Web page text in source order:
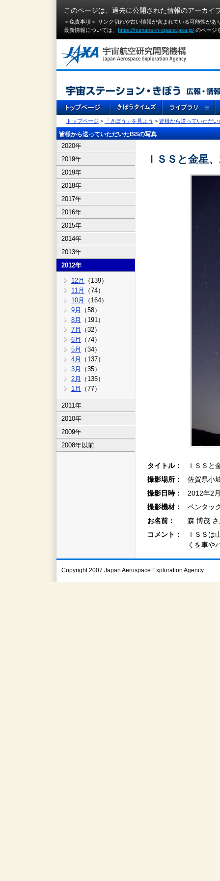
このページは、過去に公開された情報のアーカイ
＜免責事項＞ リンク切れや古い情報が含まれている可能性が
最新情報については、 https://humans-in-space.jaxa.jp/ のページ
トップページ > 「きぼう」を見よう > 皆様から送っていただい
皆様から送っていただいたISSの写真
2020年
2019年
2019年
2018年
2017年
2016年
2015年
2014年
2013年
2012年
12月
（139）
11月
（74）
10月
（164）
9月
（58）
8月
（191）
7月
（32）
6月
（74）
5月
（34）
4月
（137）
3月
（35）
2月
（135）
1月
（77）
2011年
2010年
2009年
2008年以前
ＩＳＳと金星
タイトル：
ＩＳＳと
撮影場所：
佐賀県小
撮影日時：
2012年2
撮影機材：
ペンタッ
お名前：
森 博茂
コメント：
ＩＳＳは
くを車や
Copyright 2007 Japan Aerospace Exploration Agency